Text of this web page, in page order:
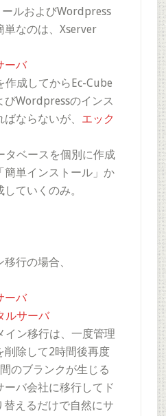
ルおよびWordpress
単なのは、Xserver
ーバ
作成してからEc-Cube
びWordpressのインス
ならないが、 エック
タベースを個別に作成
簡単インストール」か
ていくのみ。
行の場合、
ーバ
ルサーバ
イン移行は、一度管理
削除して2時間後再度
のブランクが生じる
ーバ会社に移行してド
替えるだけで自然にサ